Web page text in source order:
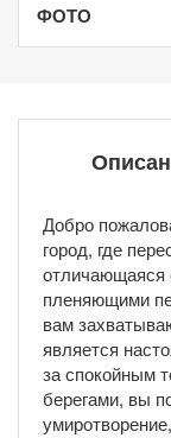
ФОТО
Добро
город, где
отличающаяся
пленяющими
вам
является
за спокойным
берегами, вы